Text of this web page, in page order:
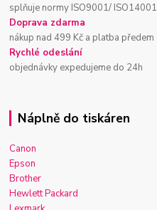
splňuje normy ISO9001/ ISO14001
Doprava zdarma
nákup nad 499 Kč a platba předem
Rychlé odeslání
objednávky expedujeme do 24h
Náplně do tiskáren
Canon
Epson
Brother
Hewlett Packard